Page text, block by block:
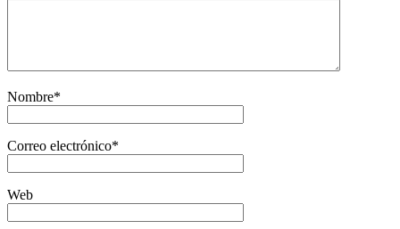
Nombre*
Correo electrónico*
Web